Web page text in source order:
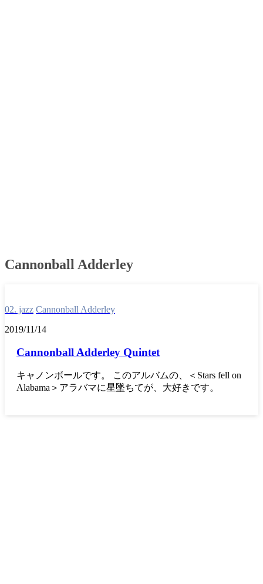
Cannonball Adderley
02. jazz Cannonball Adderley
2019/11/14
Cannonball Adderley Quintet
キャノンボールです。 このアルバムの、＜Stars fell on
Alabama＞アラバマに星墜ちてが、大好きです。